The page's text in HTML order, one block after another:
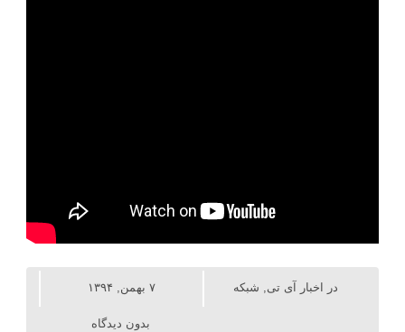
۷ بهمن, ۱۳۹۴ در اخبار آی تی, شبکه
بدون دیدگاه